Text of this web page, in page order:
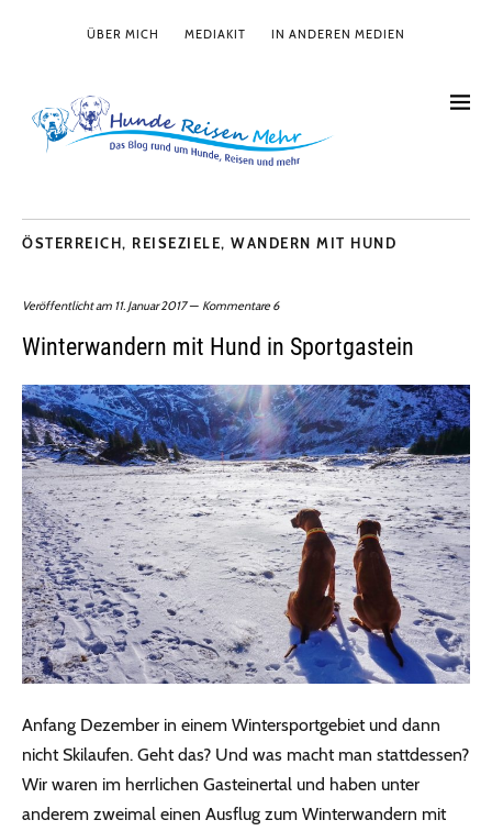
ÜBER MICH MEDIAKIT IN ANDEREN MEDIEN
ÖSTERREICH, REISEZIELE, WANDERN MIT HUND
Veröffentlicht am 11. Januar 2017 Kommentare 6
Winterwandern mit Hund in Sportgastein
Anfang Dezember in einem Wintersportgebiet und dann
nicht Skilaufen. Geht das? Und was macht man stattdessen?
Wir waren im herrlichen Gasteinertal und haben unter
anderem zweimal einen Ausflug zum Winterwandern mit